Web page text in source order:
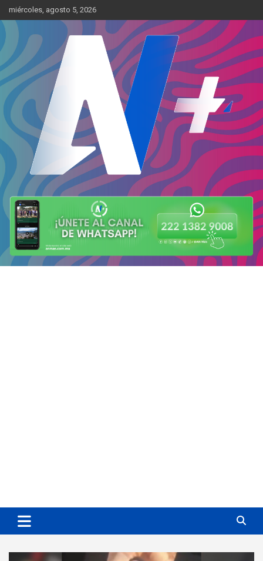
to
content
miércoles, agosto 5, 2026
AN Más
Más cerca de ti